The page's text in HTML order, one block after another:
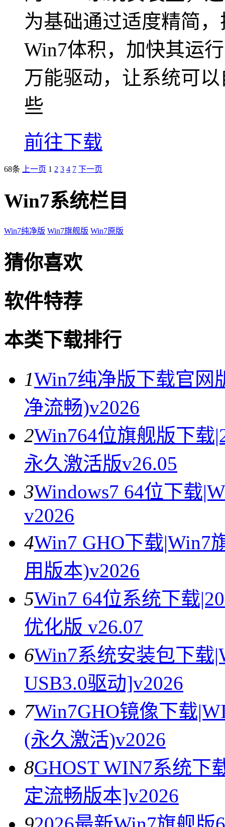
为基础通过适度精简
Win7体积，加快其运
万能驱动，让系统可
些
前往下载
68条 上一页 1 2 3 4 7 下一页
Win7系统栏目
Win7纯净版 Win7旗舰版 Win7原版
猜你喜欢
软件特荐
本类下载排行
1Win7纯净版下载官网
净流畅)v2026
2Win764位旗舰版下载
永久激活版v26.05
3Windows7 64位下载
v2026
4Win7 GHO下载|Win7
用版本)v2026
5Win7 64位系统下载
优化版 v26.07
6Win7系统安装包下载
USB3.0驱动]v2026
7Win7GHO镜像下载
(永久激活)v2026
8GHOST WIN7系统下
定流畅版本]v2026